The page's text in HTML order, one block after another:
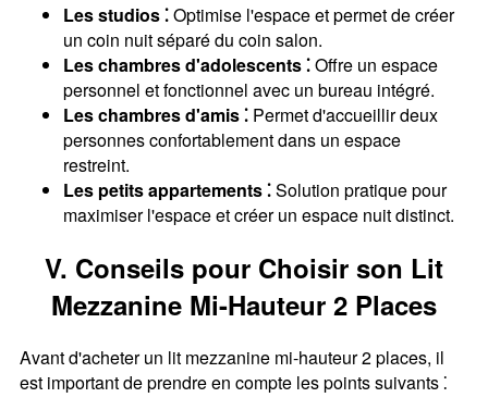
Les studios ⁚Optimise l'espace et permet de créer
un coin nuit séparé du coin salon.
Les chambres d'adolescents ⁚Offre un espace
personnel et fonctionnel avec un bureau intégré.
Les chambres d'amis ⁚Permet d'accueillir deux
personnes confortablement dans un espace
restreint.
Les petits appartements ⁚Solution pratique pour
maximiser l'espace et créer un espace nuit distinct.
V. Conseils pour Choisir son Lit
Mezzanine Mi-Hauteur 2 Places
Avant d'acheter un lit mezzanine mi-hauteur 2 places, il
est important de prendre en compte les points suivants ⁚